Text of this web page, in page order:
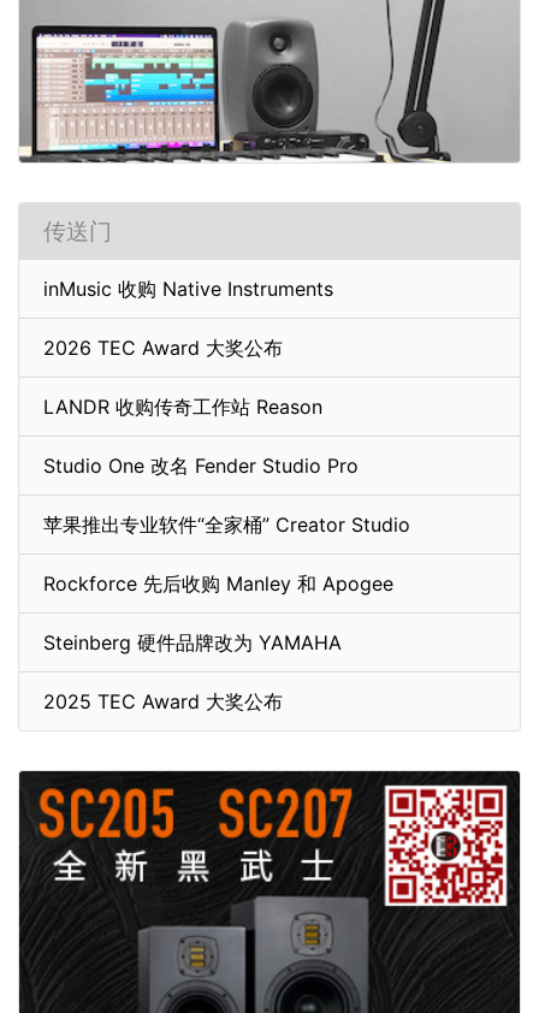
传送门
inMusic 收购 Native Instruments
2026 TEC Award 大奖公布
LANDR 收购传奇工作站 Reason
Studio One 改名 Fender Studio Pro
苹果推出专业软件“全家桶” Creator Studio
Rockforce 先后收购 Manley 和 Apogee
Steinberg 硬件品牌改为 YAMAHA
2025 TEC Award 大奖公布